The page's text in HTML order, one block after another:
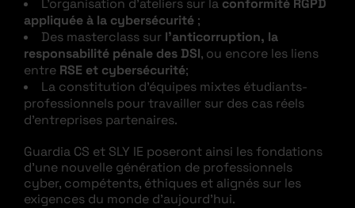
L’organisation d’ateliers sur la conformité RGPD
appliquée à la cybersécurité ;
Des masterclass sur l’anticorruption, la
responsabilité pénale des DSI, ou encore les liens
entre RSE et cybersécurité;
La constitution d’équipes mixtes étudiants-
professionnels pour travailler sur des cas réels
d’entreprises partenaires.
Guardia CS et SLY IE poseront ainsi les fondations
d’une nouvelle génération de professionnels
cyber, compétents, éthiques et alignés sur les
exigences du monde d’aujourd’hui.